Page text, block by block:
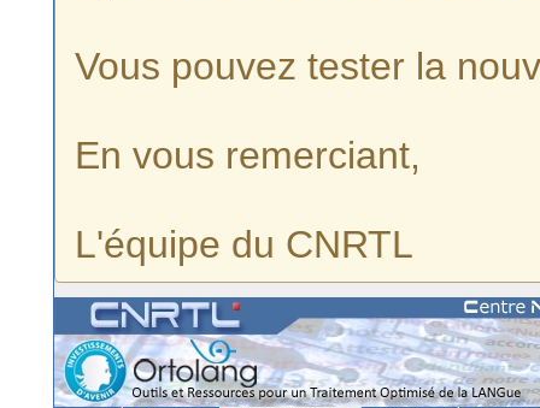
Vous pouvez tester la
En vous remerciant,
L'équipe du CNRTL